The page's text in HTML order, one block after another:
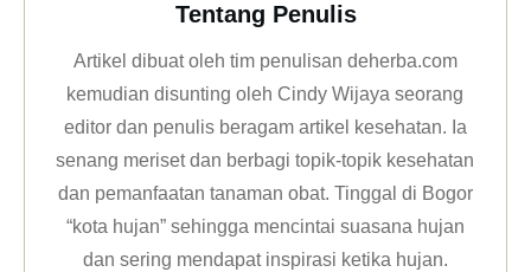
Tentang Penulis
Artikel dibuat oleh tim penulisan deherba.com
kemudian disunting oleh Cindy Wijaya seorang
editor dan penulis beragam artikel kesehatan. Ia
senang meriset dan berbagi topik-topik kesehatan
dan pemanfaatan tanaman obat. Tinggal di Bogor
“kota hujan” sehingga mencintai suasana hujan
dan sering mendapat inspirasi ketika hujan.